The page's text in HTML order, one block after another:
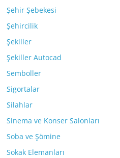
Şehir Şebekesi
Şehircilik
Şekiller
Şekiller Autocad
Semboller
Sigortalar
Silahlar
Sinema ve Konser Salonları
Soba ve Şömine
Sokak Elemanları